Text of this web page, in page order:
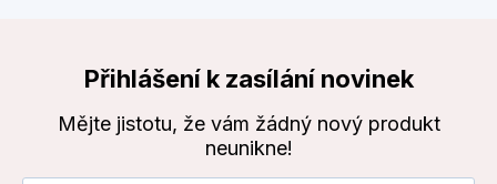
Přihlášení k zasílání novinek
Mějte jistotu, že vám žádný nový produkt
neunikne!